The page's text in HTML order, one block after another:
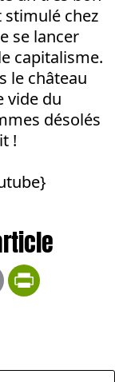
stimulé chez
se lancer
capitalisme.
le château
vide du
désolés
!
Email